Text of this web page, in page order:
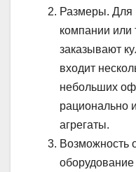
Размеры. Для
компании или
заказывают
входит
небольших
рационально
агрегаты.
Возможность
оборудование